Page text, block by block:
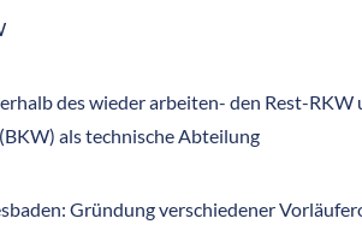
des wieder arbeiten- den Rest-
als technische Abteilung
Gründung verschiedener